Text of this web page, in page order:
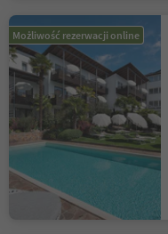
Możliwość rezerwacji online